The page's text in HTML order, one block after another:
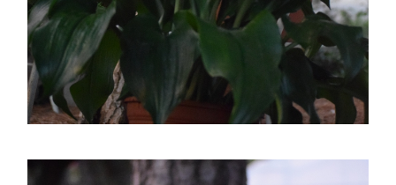
Ricard
ASTILBE, EL SUEÑO DE UNA NOVIA
Isabel
RANUNCULOS, FRANCESILLAS …
Silvia